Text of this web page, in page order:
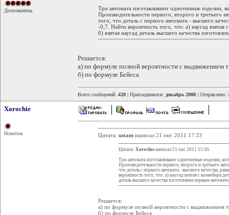
Долгожитель
Три автомата изготавливают однотипные изделии,
Производительности первого, второго и третьего
того, что деталь с первого автомата - высшего
-0,7. Найти вероятность того, что: а) наугад взятая
б) взятая наугад деталь высшего качества
Решается:
а) по формуле полной вероятности с выдвижением
б) по формуле Бейеса
Всего сообщений: 420 | Присоединился: декабрь 2008 | Отправлено:
Xorochie
Новичок Цитата: ustam написал 21 окт. 2011 17:33
Цитата: Xorochie написал 21 окт. 2011 15:05
Три автомата изготавливают однотипные изделии,
Производительности первого, второго и третьего
что деталь с первого автомата - высшего качества,
вероятность того, что: а) наугад взятая с конвейера
деталь высшего качества изготовлена первым
Решается:
а) по формуле полной вероятности с выдвижением
б) по формуле Бейеса